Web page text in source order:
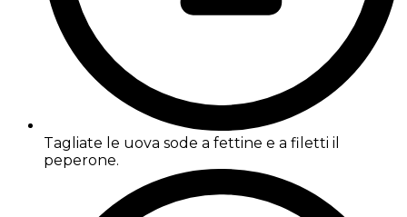
Tagliate le uova sode a fettine e a filetti il
peperone.